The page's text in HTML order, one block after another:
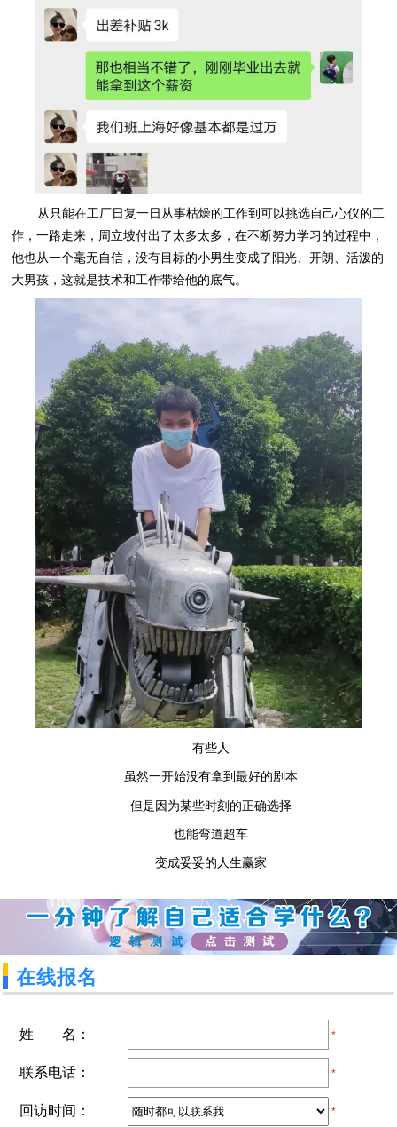
从只能在工厂日复一日从事枯燥的工作到可以挑选自己心仪的工
作，一路走来，周立坡付出了太多太多，在不断努力学习的过程中，
他也从一个毫无自信，没有目标的小男生变成了阳光、开朗、活泼的
大男孩，这就是技术和工作带给他的底气。
有些人
虽然一开始没有拿到最好的剧本
但是因为某些时刻的正确选择
也能弯道超车
变成妥妥的人生赢家
在线报名
姓 名： *
联系电话： *
回访时间： *